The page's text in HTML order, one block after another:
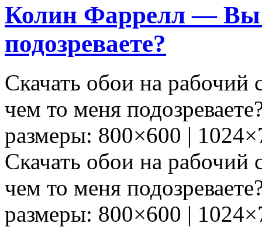
Колин Фаррелл — Вы
подозреваете?
Скачать обои на
чем то меня
размеры: 800×600 |
Скачать обои на
чем то меня
размеры: 800×600 |